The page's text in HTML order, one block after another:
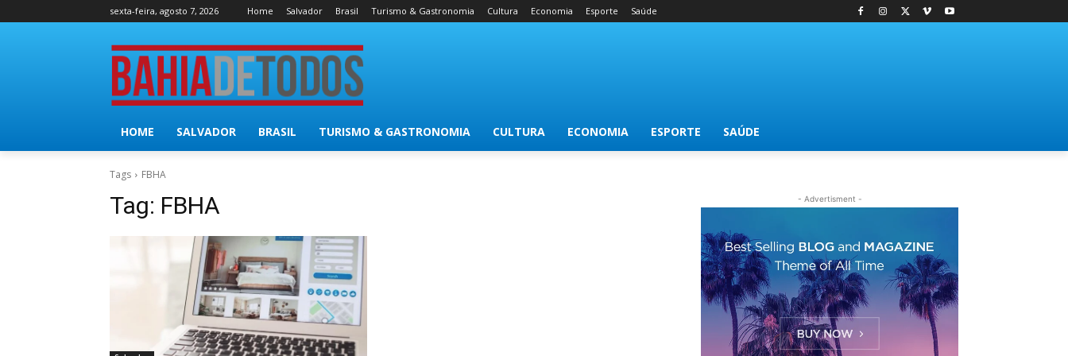
sexta-feira, agosto 7, 2026 Home Salvador Brasil Turismo & Gastronomia Cultura Economia Esporte Saúde
HOME SALVADOR BRASIL TURISMO & GASTRONOMIA CULTURA ECONOMIA ESPORTE SAÚDE
Tags FBHA
Tag: FBHA - Advertisment -